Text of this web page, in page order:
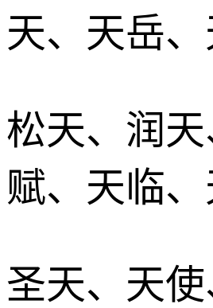
天、天岳
松天、润
赋、天临
圣天、天